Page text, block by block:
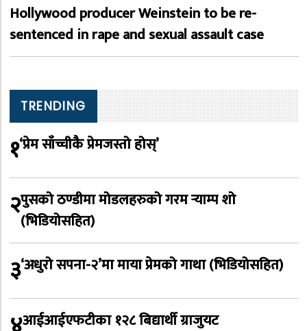
Hollywood producer Weinstein to be re-
sentenced in rape and sexual assault case
TRENDING
१‘प्रेम साँच्चीकै प्रेमजस्तो होस्’
२पुसको ठण्डीमा मोडलहरुको गरम र्‍याम्प शो
(भिडियोसहित)
३‘अधुरो सपना-२’मा माया प्रेमको गाथा (भिडियोसहित)
आईआईएफटीका १२८ बिद्यार्थी ग्राजुयट